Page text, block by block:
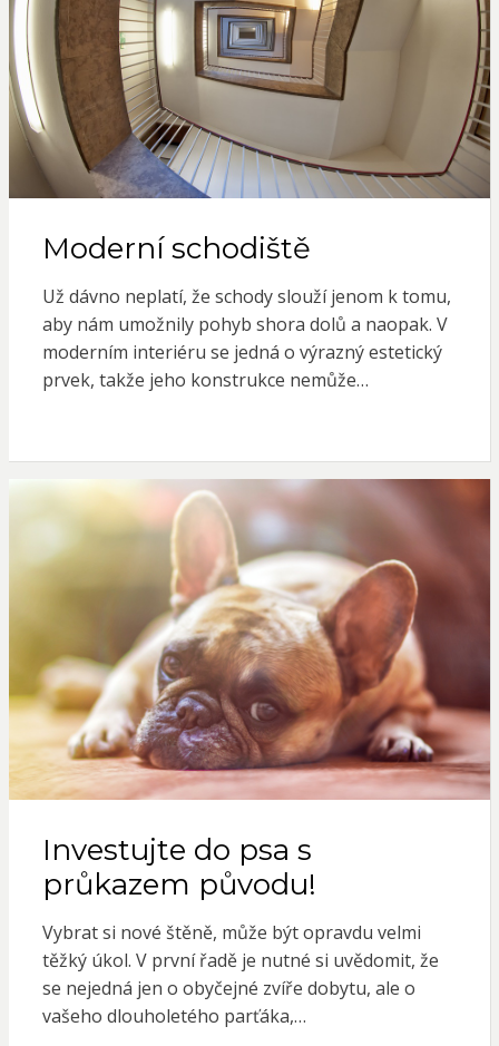
Moderní schodiště
Už dávno neplatí, že schody slouží jenom k tomu,
aby nám umožnily pohyb shora dolů a naopak. V
moderním interiéru se jedná o výrazný estetický
prvek, takže jeho konstrukce nemůže…
Investujte do psa s
průkazem původu!
Vybrat si nové štěně, může být opravdu velmi
těžký úkol. V první řadě je nutné si uvědomit, že
se nejedná jen o obyčejné zvíře dobytu, ale o
vašeho dlouholetého parťáka,…